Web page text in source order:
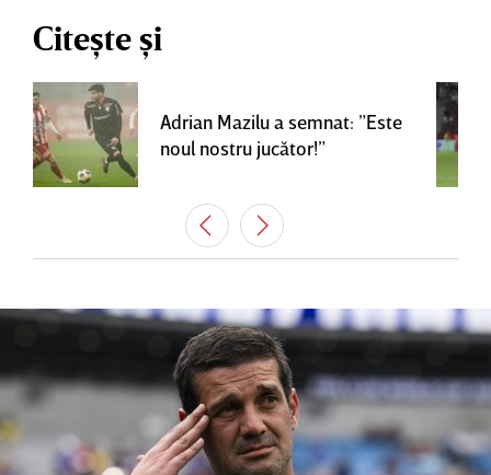
Citește și
Adrian Mazilu a semnat: ”Este
noul nostru jucător!”